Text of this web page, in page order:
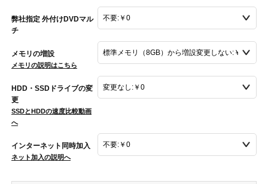
弊社指定 外付けDVDマル
チ
メモリの増設
メモリの説明はこちら
HDD・SSDドライブの変
更
SSDとHDDの速度比較動画
へ
インターネット同時加入
ネット加入の説明へ